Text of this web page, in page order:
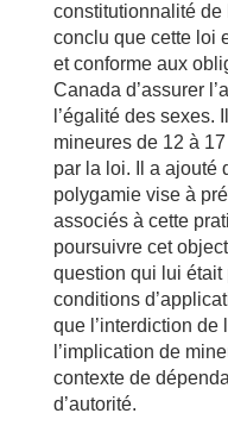
constitutionnalité
conclu que cette loi
et conforme aux
Canada d’assurer
l’égalité des sexes.
mineures de 12 à
par la loi. Il a ajouté
polygamie vise à
associés à cette
poursuivre cet
question qui lui
conditions
que l’interdiction de
l’implication de
contexte de
d’autorité.